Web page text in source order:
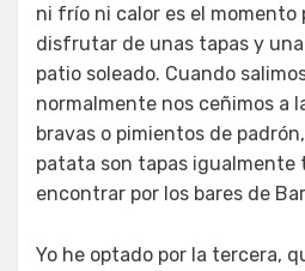
ni frío ni calor es el momento
disfrutar de unas tapas y
patio soleado. Cuando
normalmente nos ceñimos a
bravas o pimientos de
patata son tapas igualmente
encontrar por los bares de
Yo he optado por la tercera,